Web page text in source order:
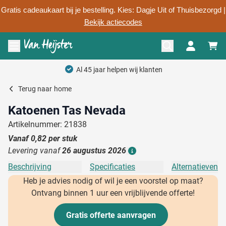
Gratis cadeaukaart bij je bestelling. Kies: Dagje Uit of Thuisbezorgd |
Bekijk actiecodes
Ga naar de inhoud
Menu openen
Al 45 jaar helpen wij klanten
Terug naar home
Katoenen Tas Nevada
Artikelnummer: 21838
Vanaf0,82 per stuk
Levering vanaf26 augustus 2026
Beschrijving Specificaties
Alternatieven
Heb je advies nodig of wil je een voorstel op maat?
Ontvang binnen 1 uur een vrijblijvende offerte!
Gratis offerte aanvragen